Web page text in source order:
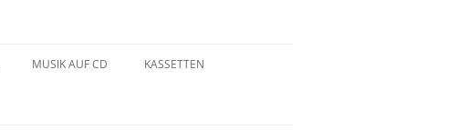
MUSIK AUF CD KASSETTEN